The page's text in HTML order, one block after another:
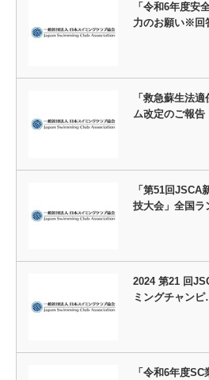
「令和6年度安
力のお願い※回
「救急蘇生法
ム改定のご報告
「第51回JSCA
技大会」全国
2024 第21 回
ミングチャン
「令和6年度